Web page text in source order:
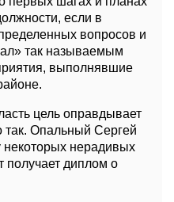
если в
вопросов и
так называемым
выполнявшие
цель оправдывает
так. Опальный Сергей
некоторых нерадивых
получает диплом о